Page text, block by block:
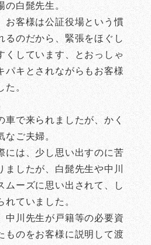
の白髭先生。
お客様は公証役場という慣
るのだから、緊張をほぐし
くしています、とおっしゃ
パキとされながらもお客様
た。
車で来られましたが、かく
なご夫婦。
には、少し思い出すのに苦
したが、白髭先生や中川
ムーズに思い出されて、し
れていました。
中川先生が戸籍等の必要資
ものをお客様に説明して渡